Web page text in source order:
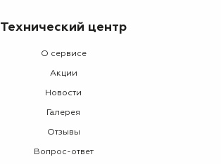
Технический центр
О сервисе
Акции
Новости
Галерея
Отзывы
Вопрос-ответ